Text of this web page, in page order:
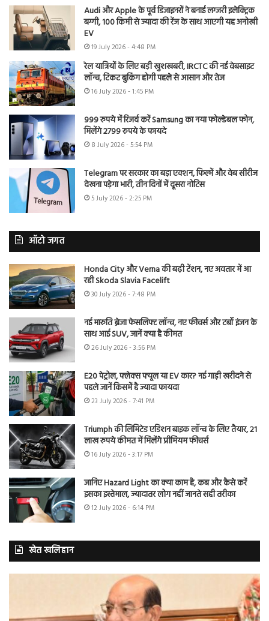
Audi और Apple के पूर्व डिजाइनरों ने बनाई लग्जरी इलेक्ट्रिक
बग्गी, 100 किमी से ज्यादा की रेंज के साथ आएगी यह अनोखी
EV
19 July 2026 - 4:48 PM
रेल यात्रियों के लिए बड़ी खुशखबरी, IRCTC की नई वेबसाइट
लॉन्च, टिकट बुकिंग होगी पहले से आसान और तेज
16 July 2026 - 1:45 PM
999 रुपये में रिजर्व करें Samsung का नया फोल्डेबल फोन,
मिलेंगे 2799 रुपये के फायदे
8 July 2026 - 5:54 PM
Telegram पर सरकार का बड़ा एक्शन, फिल्में और वेब सीरीज
देखना पड़ेगा भारी, तीन दिनों में दूसरा नोटिस
5 July 2026 - 2:25 PM
ऑटो जगत
Honda City और Verna की बढ़ी टेंशन, नए अवतार में आ
रही Skoda Slavia Facelift
30 July 2026 - 7:48 PM
नई मारुति ब्रेजा फेसलिफ्ट लॉन्च, नए फीचर्स और टर्बो इंजन के
साथ आई SUV, जानें क्या है कीमत
26 July 2026 - 3:56 PM
E20 पेट्रोल, फ्लेक्स फ्यूल या EV कार? नई गाड़ी खरीदने से
पहले जानें किसमें है ज्यादा फायदा
23 July 2026 - 7:41 PM
Triumph की लिमिटेड एडिशन बाइक लॉन्च के लिए तैयार, 21
लाख रुपये कीमत में मिलेंगे प्रीमियम फीचर्स
16 July 2026 - 3:17 PM
जानिए Hazard Light का क्या काम है, कब और कैसे करें
इसका इस्तेमाल, ज्यादातर लोग नहीं जानते सही तरीका
12 July 2026 - 6:14 PM
खेत खलिहान